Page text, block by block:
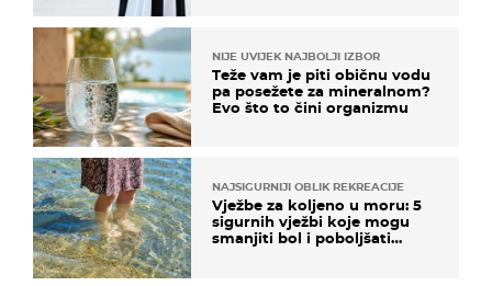
NIJE UVIJEK NAJBOLJI IZBOR
Teže vam je piti običnu vodu
pa posežete za mineralnom?
Evo što to čini organizmu
NAJSIGURNIJI OBLIK REKREACIJE
Vježbe za koljeno u moru: 5
sigurnih vježbi koje mogu
smanjiti bol i poboljšati